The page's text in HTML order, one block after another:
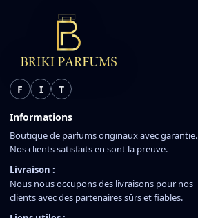
F I T
Informations
Boutique de parfums originaux avec garantie.
Nos clients satisfaits en sont la preuve.
Livraison :
Nous nous occupons des livraisons pour nos
clients avec des partenaires sûrs et fiables.